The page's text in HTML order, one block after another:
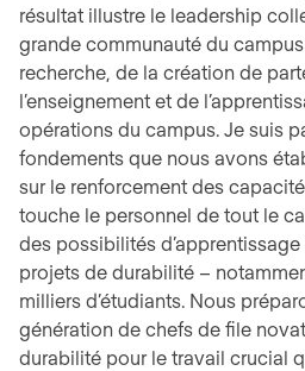
résultat illustre le leadership
grande communauté du
recherche, de la création de
l’enseignement et de
opérations du campus. Je suis
fondements que nous avons
sur le renforcement des
touche le personnel de tout le
des possibilités
projets de durabilité –
milliers d’étudiants. Nous
génération de chefs de file
durabilité pour le travail crucial